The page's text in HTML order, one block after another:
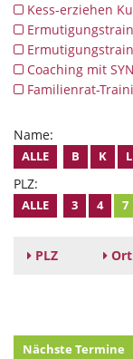
Kess-erziehen
Coaching mit
Familienrat-
Name:
ALLE B K L
PLZ:
ALLE 3 4 7
PLZ Ort
Nächste Termine